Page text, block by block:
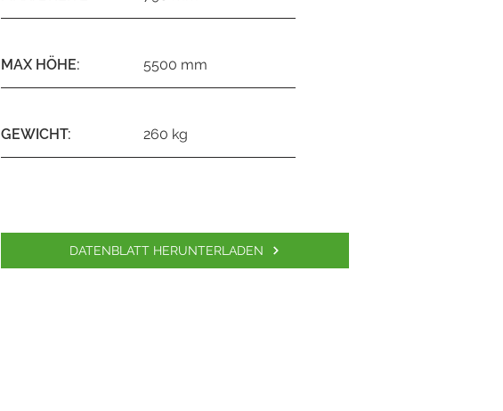
MAX HÖHE: 5500 mm
GEWICHT: 260 kg
DATENBLATT HERUNTERLADEN